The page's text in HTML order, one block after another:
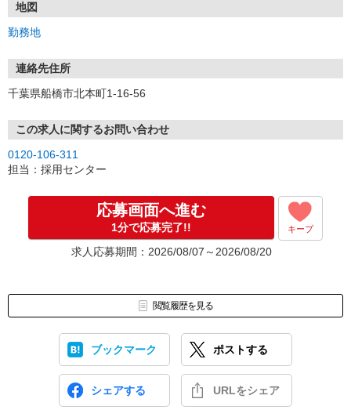
※実技試験はドライバーの職種のみとなります。
地図
勤務地
連絡先住所
千葉県船橋市北本町1-16-56
この求人に関するお問い合わせ
0120-106-311
担当：採用センター
応募画面へ進む
1分で応募完了!! キープ
求人応募期間：2026/08/07～2026/08/20
閲覧履歴を見る
ブックマーク ポストする
シェアする URLをシェア